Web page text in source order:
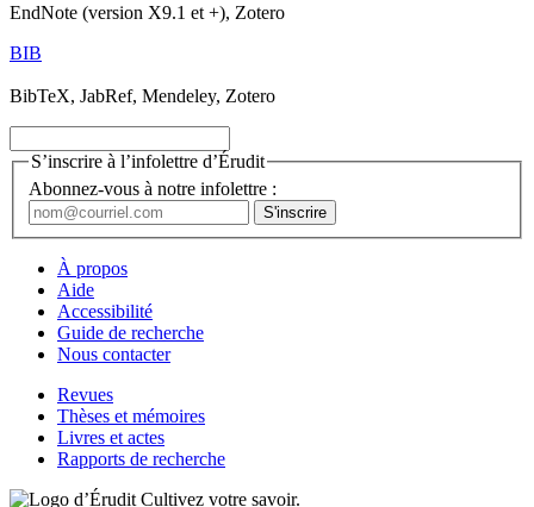
EndNote (version X9.1 et +), Zotero
BIB
BibTeX, JabRef, Mendeley, Zotero
S’inscrire à l’infolettre d’Érudit
Abonnez-vous à notre infolettre :
À propos
Aide
Accessibilité
Guide de recherche
Nous contacter
Revues
Thèses et mémoires
Livres et actes
Rapports de recherche
Cultivez votre savoir.